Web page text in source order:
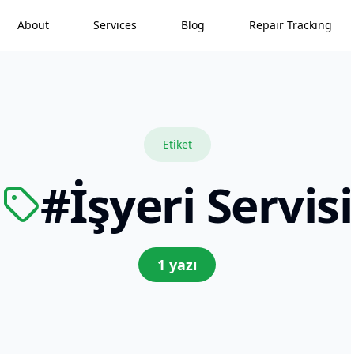
About Services Blog Repair Tracking
Etiket
#İşyeri Servisi
1 yazı